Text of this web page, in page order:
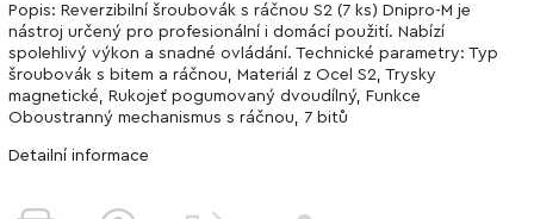
Popis: Reverzibilní šroubovák s ráčnou S2 (7 ks) Dnipro-M je
nástroj určený pro profesionální i domácí použití. Nabízí
spolehlivý výkon a snadné ovládání. Technické parametry: Typ
šroubovák s bitem a ráčnou, Materiál z Ocel S2, Trysky
magnetické, Rukojeť pogumovaný dvoudílný, Funkce
Oboustranný mechanismus s ráčnou, 7 bitů
Detailní informace